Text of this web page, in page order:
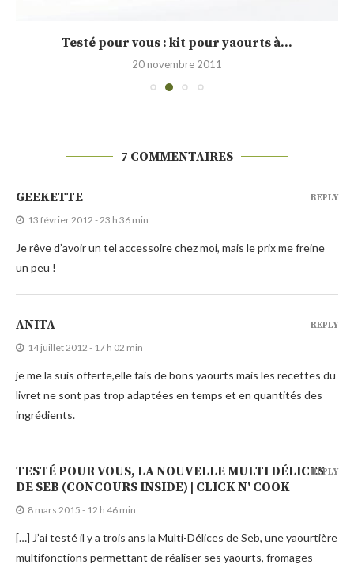
Testé pour vous : kit pour yaourts à...
20 novembre 2011
7 COMMENTAIRES
GEEKETTE
13 février 2012 - 23 h 36 min
Je rêve d’avoir un tel accessoire chez moi, mais le prix me freine
un peu !
REPLY
ANITA
14 juillet 2012 - 17 h 02 min
je me la suis offerte,elle fais de bons yaourts mais les recettes du
livret ne sont pas trop adaptées en temps et en quantités des
ingrédients.
REPLY
TESTÉ POUR VOUS, LA NOUVELLE MULTI DÉLICES
DE SEB (CONCOURS INSIDE) | CLICK N' COOK
8 mars 2015 - 12 h 46 min
[…] J’ai testé il y a trois ans la Multi-Délices de Seb, une yaourtière
multifonctions permettant de réaliser ses yaourts, fromages
REPLY